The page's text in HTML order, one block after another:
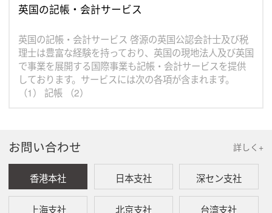
よくあるご質問
お問い合わせ
英国の記帳・会計サービス
英国の記帳・会計サービス 啓源の英国公認会計士及び税
理士は豊富な経験を持っており、英国の現地法人及び英国
で事業を展開する国際事業も記帳・会計サービスを提供
しております。サービスには次の各項が含まれます。
（1） 記帳 （2）
詳しく+
お問い合わせ
香港本社 日本支社 深セン支社
上海支社 北京支社 台湾支社